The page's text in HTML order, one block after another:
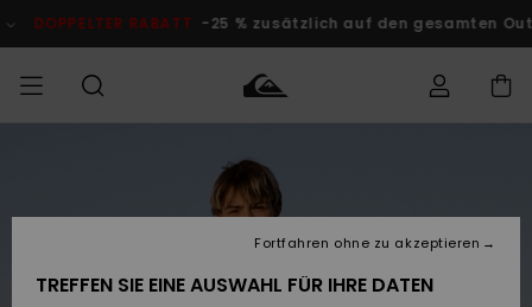
Produktinformation
DOPPELTER RABATT -25 % zusätzlich auf den gesamten
Kleidung
Accessoires
Kleidung
Accessoires
FRAUEN
Shop
Brandneu
Surf Shop
Männer
Kinder
Snow Shop
Männer
Snow Shop
Kinder
Outlet
Herren
KINDER
Auf meine
Bestellung
zugreifen
TREFFEN SIE EINE AUSWAHL FÜR IHRE DATEN
Fortfahren ohne zu akzeptieren